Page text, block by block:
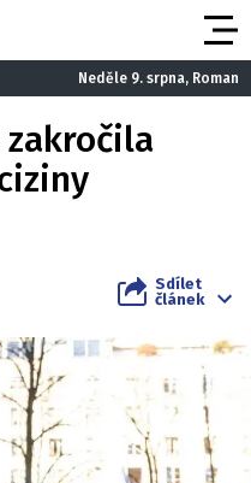
Neděle 9. srpna, Roman
Sdílet
článek